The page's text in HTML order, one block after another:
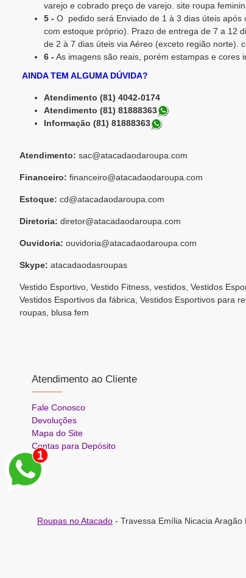
varejo e cobrado preço de varejo. site roupa
5 - O pedido será Enviado de 1 à 3 dias úteis
com estoque próprio). Prazo de entrega de 7 a 12
de 2 à 7 dias úteis via Aéreo (exceto região norte).
6 - As imagens são reais, porém estampas e cores
AINDA TEM ALGUMA DÚVIDA?
Atendimento (81) 4042-0174
Atendimento (81) 81888363
Informação (81) 81888363
Atendimento: sac@atacadaodaroupa.com
Financeiro: financeiro@atacadaodaroupa.com
Estoque: cd@atacadaodaroupa.com
Diretoria: diretor@atacadaodaroupa.com
Ouvidoria: ouvidoria@atacadaodaroupa.com
Skype: atacadaodasroupas
Vestido Esportivo, Vestido Fitness, vestidos, Vestidos
Vestidos Esportivos da fábrica, Vestidos Esportivos para
roupas, blusa fem
Atendimento ao Cliente
Fale Conosco
Devoluções
Mapa do Site
Contas para Depósito
Roupas no Atacado- Travessa Emília Nicacia Aragão